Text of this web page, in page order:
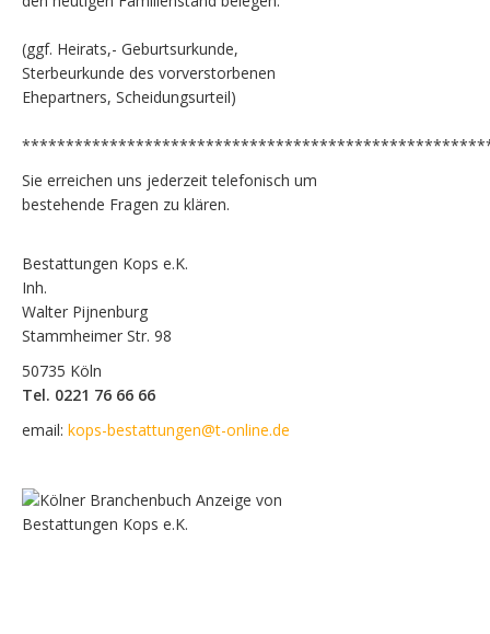
(ggf. Heirats,- Geburtsurkunde,
Sterbeurkunde des vorverstorbenen
Ehepartners, Scheidungsurteil)
Sie erreichen uns jederzeit telefonisch um
bestehende Fragen zu klären.
Bestattungen Kops e.K.
Inh.
Walter Pijnenburg
Stammheimer Str. 98
50735 Köln
Tel. 0221 76 66 66
email: kops-bestattungen@t-online.de